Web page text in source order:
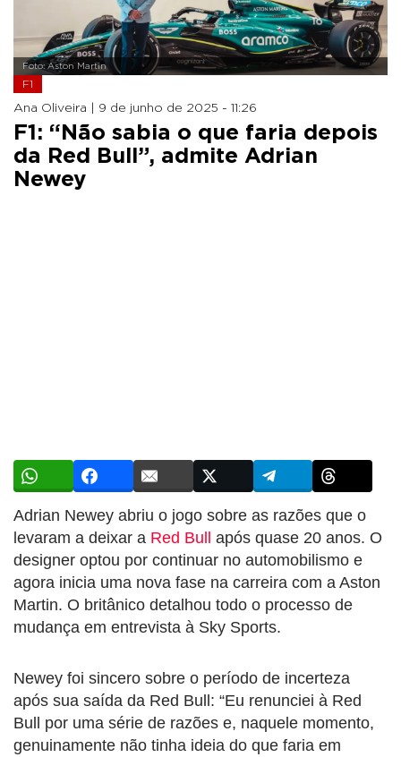
Foto: Aston Martin
F1
Ana Oliveira | 9 de junho de 2025 - 11:26
F1: “Não sabia o que faria depois
da Red Bull”, admite Adrian
Newey
Adrian Newey abriu o jogo sobre as razões que o
levaram a deixar a Red Bull após quase 20 anos. O
designer optou por continuar no automobilismo e
agora inicia uma nova fase na carreira com a Aston
Martin. O britânico detalhou todo o processo de
mudança em entrevista à Sky Sports.
Newey foi sincero sobre o período de incerteza
após sua saída da Red Bull: “Eu renunciei à Red
Bull por uma série de razões e, naquele momento,
genuinamente não tinha ideia do que faria em